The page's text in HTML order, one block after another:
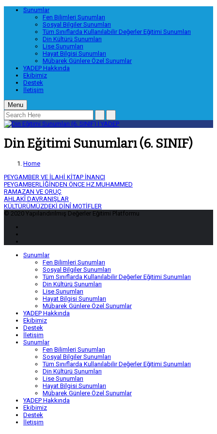
Sunumlar
Fen Bilimleri Sunumları
Sosyal Bilgiler Sunumları
Tüm Sınıflarda Kullanılabilir Değerler Eğitimi Sunumları
Din Kültürü Sunumları
Lise Sunumları
Hayat Bilgisi Sunumları
Mübarek Günlere Özel Sunumlar
YADEP Hakkında
Ekibimiz
Destek
İletişim
Menu
Din Eğitimi Sunumları (6. SINIF)
Home
PEYGAMBER VE İLAHİ KİTAP İNANCI
PEYGAMBERLİĞİNDEN ÖNCE HZ.MUHAMMED
RAMAZAN VE ORUÇ
AHLAKÎ DAVRANIŞLAR
KÜLTÜRÜMÜZDEKİ DİNÎ MOTİFLER
© 2020 Yapılandırılmış Değerler Eğitimi Platformu
Sunumlar
Fen Bilimleri Sunumları
Sosyal Bilgiler Sunumları
Tüm Sınıflarda Kullanılabilir Değerler Eğitimi Sunumları
Din Kültürü Sunumları
Lise Sunumları
Hayat Bilgisi Sunumları
Mübarek Günlere Özel Sunumlar
YADEP Hakkında
Ekibimiz
Destek
İletişim
Sunumlar
Fen Bilimleri Sunumları
Sosyal Bilgiler Sunumları
Tüm Sınıflarda Kullanılabilir Değerler Eğitimi Sunumları
Din Kültürü Sunumları
Lise Sunumları
Hayat Bilgisi Sunumları
Mübarek Günlere Özel Sunumlar
YADEP Hakkında
Ekibimiz
Destek
İletişim